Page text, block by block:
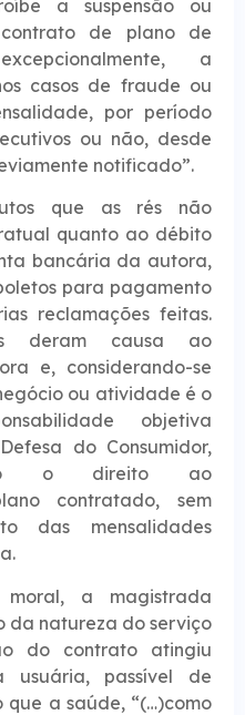
a suspensão ou
de plano de
a
casos de fraude ou
por período
ou não, desde
notificado”.
que as rés não
quanto ao débito
bancária da autora,
para pagamento
reclamações feitas.
deram causa ao
e, considerando-se
ou atividade é o
objetiva
do Consumidor,
o direito ao
contratado, sem
das mensalidades
a magistrada
da natureza do serviço
do contrato atingiu
usuária, passível de
a saúde, “(…)como